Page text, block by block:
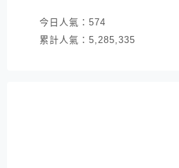
今日人氣： 574
累計人氣： 5,285,335